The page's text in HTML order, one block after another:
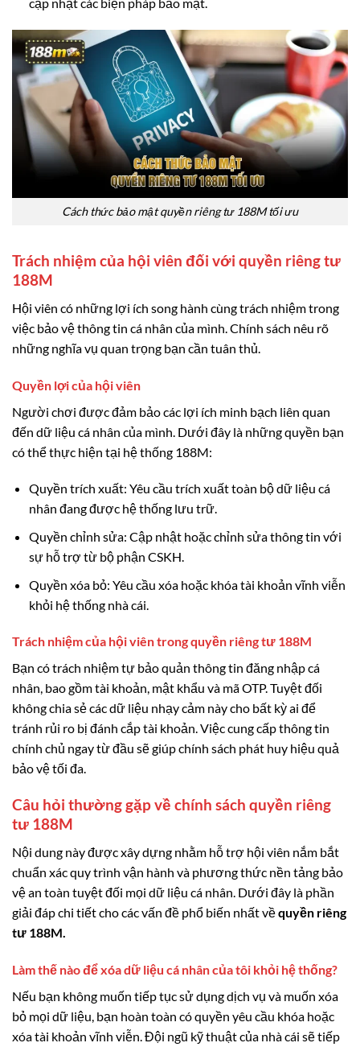
Cách thức bảo mật quyền riêng tư 188M tối ưu
Trách nhiệm của hội viên đối với quyền riêng tư
188M
Hội viên có những lợi ích song hành cùng trách nhiệm trong
việc bảo vệ thông tin cá nhân của mình. Chính sách nêu rõ
những nghĩa vụ quan trọng bạn cần tuân thủ.
Quyền lợi của hội viên
Người chơi được đảm bảo các lợi ích minh bạch liên quan
đến dữ liệu cá nhân của mình. Dưới đây là những quyền bạn
có thể thực hiện tại hệ thống 188M:
Quyền trích xuất: Yêu cầu trích xuất toàn bộ dữ liệu cá
nhân đang được hệ thống lưu trữ.
Quyền chỉnh sửa: Cập nhật hoặc chỉnh sửa thông tin với
sự hỗ trợ từ bộ phận CSKH.
Quyền xóa bỏ: Yêu cầu xóa hoặc khóa tài khoản vĩnh viễn
khỏi hệ thống nhà cái.
Trách nhiệm của hội viên trong quyền riêng tư 188M
Bạn có trách nhiệm tự bảo quản thông tin đăng nhập cá
nhân, bao gồm tài khoản, mật khẩu và mã OTP. Tuyệt đối
không chia sẻ các dữ liệu nhạy cảm này cho bất kỳ ai để
tránh rủi ro bị đánh cắp tài khoản. Việc cung cấp thông tin
chính chủ ngay từ đầu sẽ giúp chính sách phát huy hiệu quả
bảo vệ tối đa.
Câu hỏi thường gặp về chính sách quyền riêng
tư 188M
Nội dung này được xây dựng nhằm hỗ trợ hội viên nắm bắt
chuẩn xác quy trình vận hành và phương thức nền tảng bảo
vệ an toàn tuyệt đối mọi dữ liệu cá nhân. Dưới đây là phần
giải đáp chi tiết cho các vấn đề phổ biến nhất vềquyền riêng
tư 188M.
Làm thế nào để xóa dữ liệu cá nhân của tôi khỏi hệ thống?
Nếu bạn không muốn tiếp tục sử dụng dịch vụ và muốn xóa
bỏ mọi dữ liệu, bạn hoàn toàn có quyền yêu cầu khóa hoặc
xóa tài khoản vĩnh viễn. Đội ngũ kỹ thuật của nhà cái sẽ tiếp